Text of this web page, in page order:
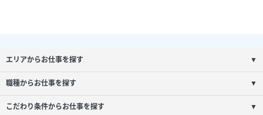
エリアからお仕事を探す ▼
職種からお仕事を探す ▼
こだわり条件からお仕事を探す ▼